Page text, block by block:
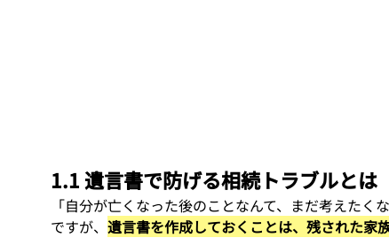
1.1 遺言書で防げる相続トラブルとは
「自分が亡くなった後のことなんて、まだ考えたく
ですが、 遺言書を作成しておくことは、残された家